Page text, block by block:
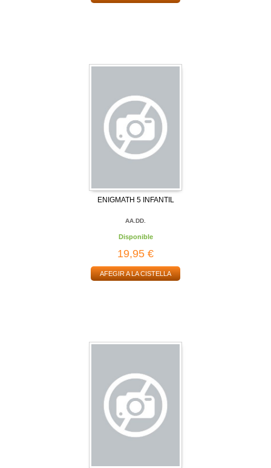
ENIGMATH 5 INFANTIL
AA.DD.
Disponible
19,95 €
AFEGIR A LA CISTELLA